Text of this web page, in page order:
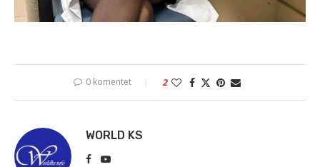
0 komentet 2
WORLD KS